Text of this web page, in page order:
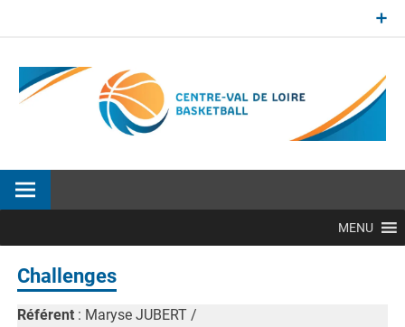
MENU
Challenges
Référent : Maryse JUBERT /